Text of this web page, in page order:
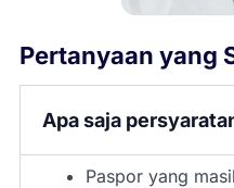
Pertanyaan yang
Apa saja
Paspor yang